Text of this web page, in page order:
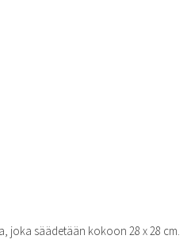
joka säädetään kokoon 28 x 28 cm.